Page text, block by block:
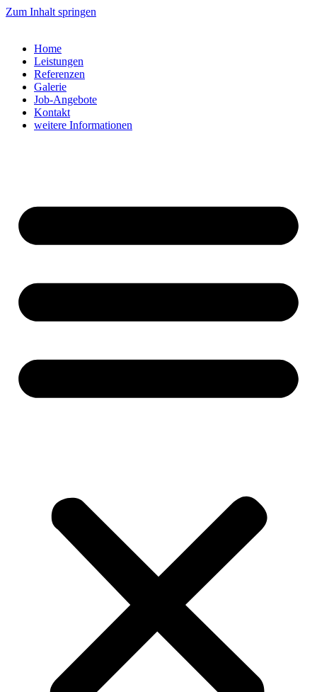
Zum Inhalt springen
Home
Leistungen
Referenzen
Galerie
Job-Angebote
Kontakt
weitere Informationen